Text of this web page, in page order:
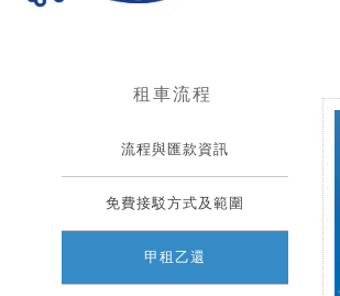
租車流程
流程與匯款資訊
免費接駁方式及範圍
甲租乙還